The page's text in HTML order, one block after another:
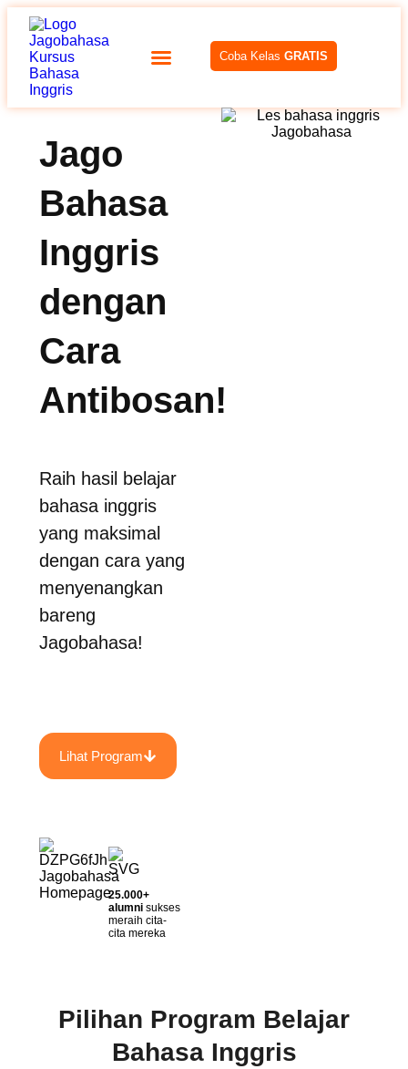
Coba Kelas GRATIS
Jago
Bahasa
Inggris
dengan
Cara
Antibosan!
Raih hasil belajar
bahasa inggris
yang maksimal
dengan cara yang
menyenangkan
bareng
Jagobahasa!
Lihat Program
25.000+
alumni sukses
meraih cita-
cita mereka
Pilihan Program Belajar
Bahasa Inggris